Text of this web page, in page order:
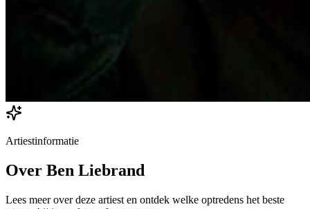
Artiestinformatie
Over Ben Liebrand
Lees meer over deze artiest en ontdek welke optredens het beste